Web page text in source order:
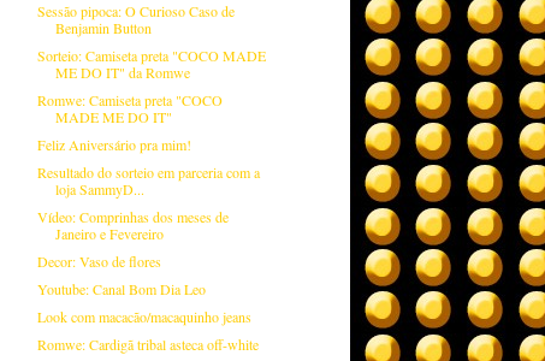
Sessão pipoca: O Curioso Caso de
Benjamin Button
Sorteio: Camiseta preta "COCO MADE
ME DO IT" da Romwe
Romwe: Camiseta preta "COCO
MADE ME DO IT"
Feliz Aniversário pra mim!
Resultado do sorteio em parceria com a
loja SammyD...
Vídeo: Comprinhas dos meses de
Janeiro e Fevereiro
Decor: Vaso de flores
Youtube: Canal Bom Dia Leo
Look com macacão/macaquinho jeans
Romwe: Cardigã tribal asteca off-white